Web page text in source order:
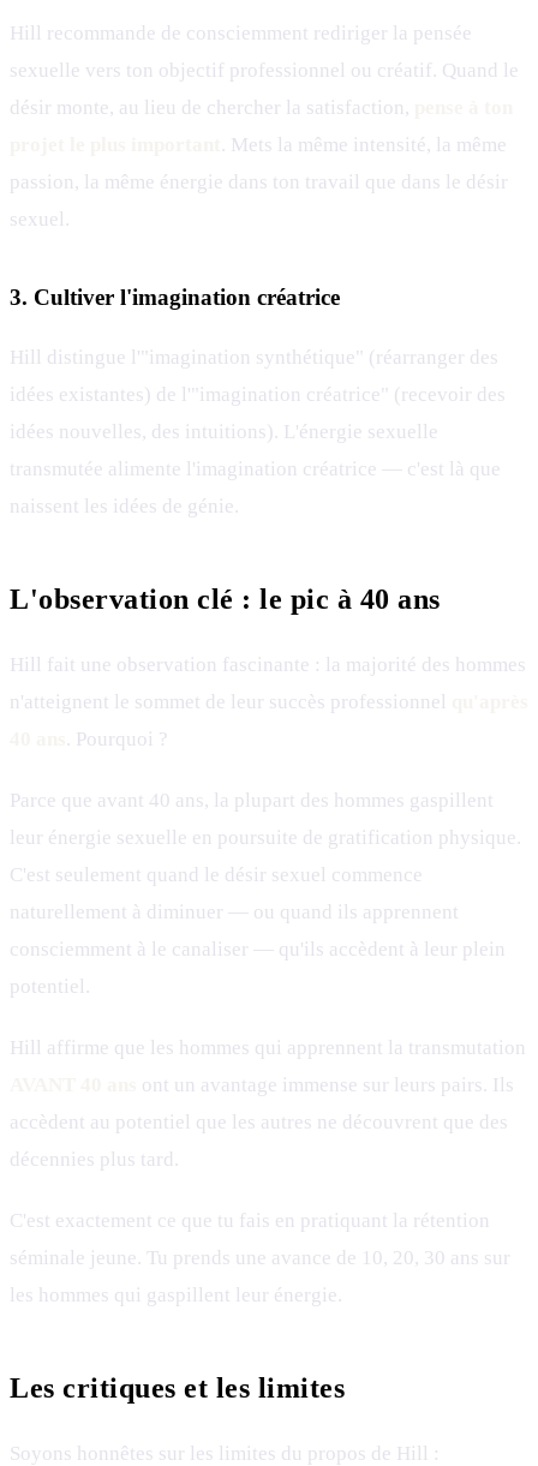
Hill recommande de consciemment rediriger la pensée
sexuelle vers ton objectif professionnel ou créatif. Quand le
désir monte, au lieu de chercher la satisfaction,
. Mets la même intensité, la même
passion, la même énergie dans ton travail que dans le désir
sexuel.
3. Cultiver l'imagination créatrice
Hill distingue l'"imagination synthétique" (réarranger des
idées existantes) de l'"imagination créatrice" (recevoir des
idées nouvelles, des intuitions). L'énergie sexuelle
transmutée alimente l'imagination créatrice — c'est là que
naissent les idées de génie.
L'observation clé : le pic à 40 ans
Hill fait une observation fascinante : la majorité des hommes
n'atteignent le sommet de leur succès professionnel
. Pourquoi ?
Parce que avant 40 ans, la plupart des hommes gaspillent
leur énergie sexuelle en poursuite de gratification physique.
C'est seulement quand le désir sexuel commence
naturellement à diminuer — ou quand ils apprennent
consciemment à le canaliser — qu'ils accèdent à leur plein
potentiel.
Hill affirme que les hommes qui apprennent la transmutation
ont un avantage immense sur leurs pairs. Ils
accèdent au potentiel que les autres ne découvrent que des
décennies plus tard.
C'est exactement ce que tu fais en pratiquant la rétention
séminale jeune. Tu prends une avance de 10, 20, 30 ans sur
les hommes qui gaspillent leur énergie.
Les critiques et les limites
Soyons honnêtes sur les limites du propos de Hill :